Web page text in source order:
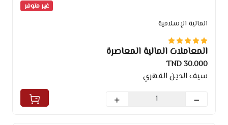
غير متوفر
المالية الإسلامية
المعاملات المالية المعاصرة
30.000 TND
سيف الدين الفهري